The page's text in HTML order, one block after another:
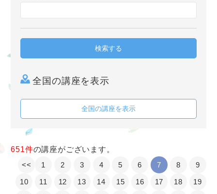
検索する
全国の講座を表示
全国の講座を表示
651件の講座がございます。
<<
1 2 3 4 5 6 7 8 9
10 11 12 13 14 15 16 17 18 19